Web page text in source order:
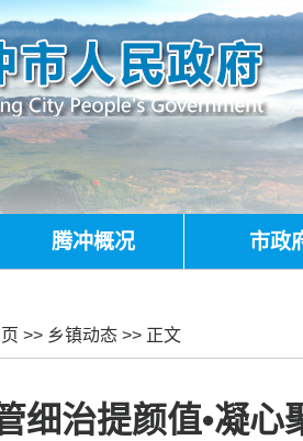
腾冲概况 市政
>> 乡镇动态 >> 正文
细治提颜值•凝